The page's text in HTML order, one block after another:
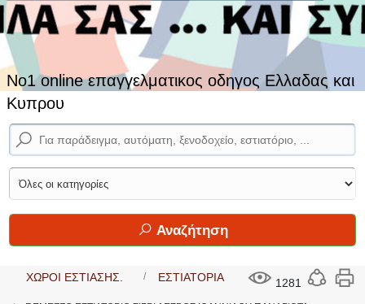
No1 online επαγγελματικος οδηγος Ελλαδας και
Κυπρου
Αναζήτηση
1281
ΧΩΡΟΙ ΕΣΤΙΑΣΗΣ. ΕΣΤΙΑΤΟΡΙΑ